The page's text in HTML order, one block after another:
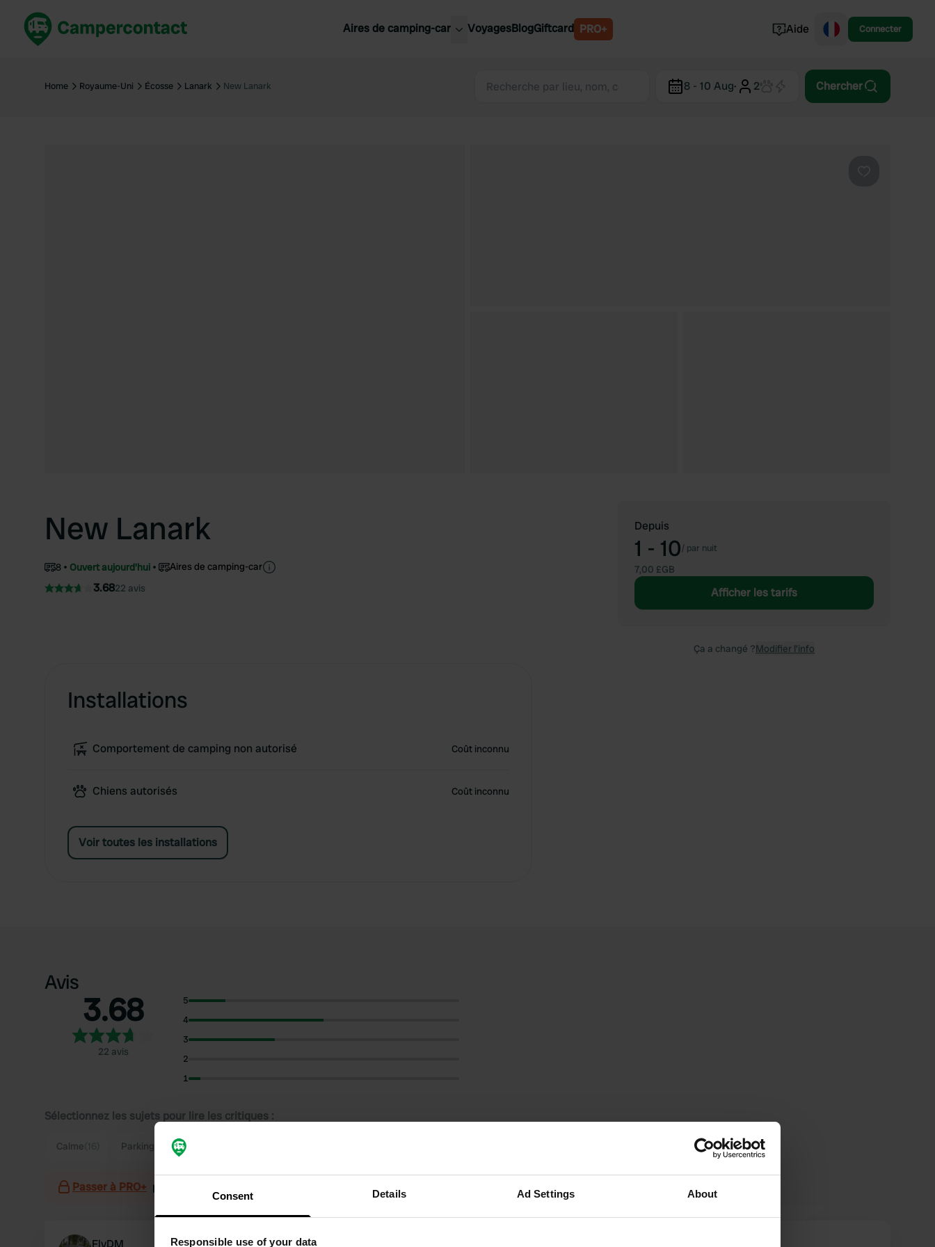
Consent Details Ad Settings About
Responsible use of your data
Aires de camping-car
France
France
Slovénie
VoyagesBlogGiftcard PRO+ Aide Connecter
Home Royaume-Uni Écosse Lanark New Lanark 8 - 10 Aug· 2 Chercher
New Lanark
8 Ouvert aujourd'hui Aires de camping-car
3.6822 avis
Installations
Comportement de camping non autorisé Coût inconnu
Chiens autorisés Coût inconnu
Voir toutes les installations
Depuis
1 - 10/ par nuit
7,00 £GB
Afficher les tarifs
Ça a changé ?Modifier l’info
Avis
3.68
22 avis
5
4
3
2
1
Sélectionnez les sujets pour lire les critiques :
Calme Parking
Passer à PRO+ pour l'utilisation des filtres sur les avis
FlyDM